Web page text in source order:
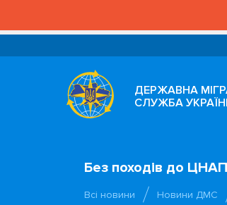
ДЕРЖАВНА
СЛУЖБА
Без походів до ЦНАП
Всі новини Новини ДМС